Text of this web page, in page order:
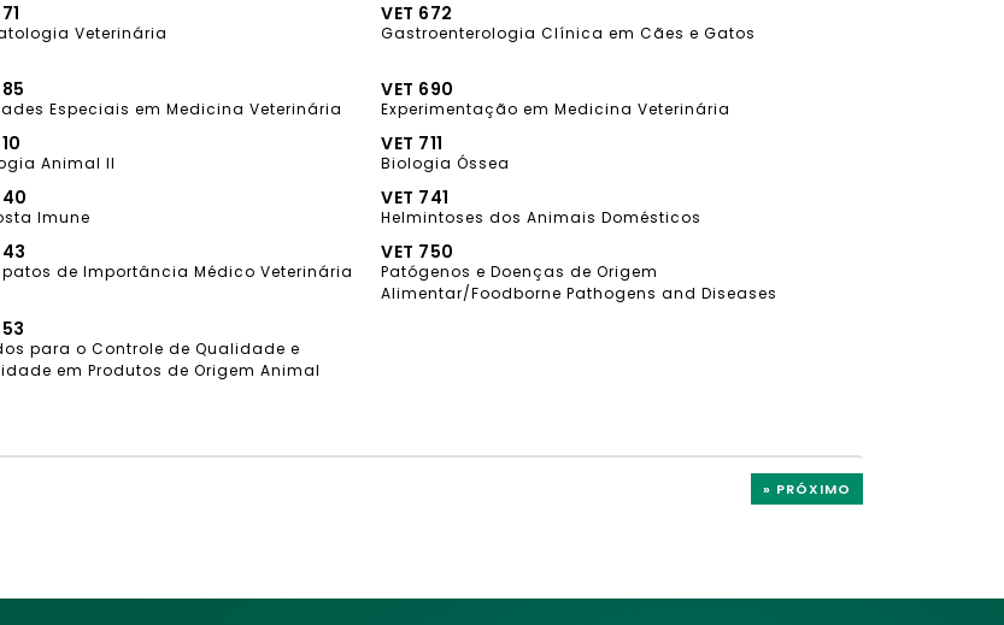
Veterinária
VET 672
Gastroenterologia Clínica em Cães e Gatos
Especiais em Medicina Veterinária
VET 690
Experimentação em Medicina Veterinária
Animal II
VET 711
Biologia Óssea
Imune
VET 741
Helmintoses dos Animais Domésticos
de Importância Médico Veterinária
VET 750
Patógenos e Doenças de Origem
Alimentar/Foodborne Pathogens and Diseases
para o Controle de Qualidade e
em Produtos de Origem Animal
» PRÓXIMO